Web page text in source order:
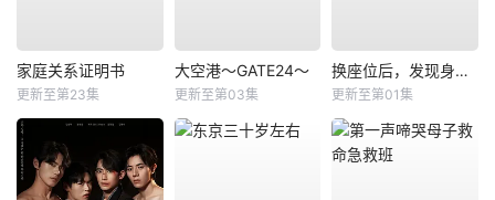
家庭关系证明书
更新至第23集
大空港～GATE24～
更新至第03集
换座位后，发现身后的男生好像喜欢我
更新至第01集